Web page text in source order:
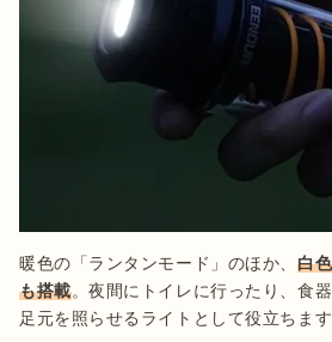
暖色の「ランタンモード」のほか、 白
も搭載。夜間にトイレに行ったり、食
足元を照らせるライトとして役立ちます